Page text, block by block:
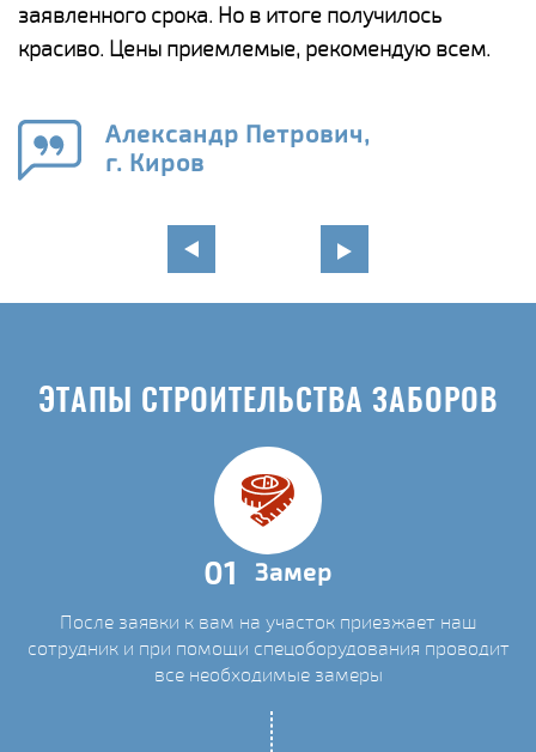
заявленного срока. Но в итоге получилось
красиво. Цены приемлемые, рекомендую всем.
Александр Петрович,
г. Киров
ЭТАПЫ СТРОИТЕЛЬСТВА ЗАБОРОВ
01 Замер
После заявки к вам на участок приезжает наш
сотрудник и при помощи спецоборудования проводит
все необходимые замеры